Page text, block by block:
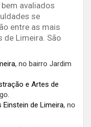
avaliados
se
entre as mais
Limeira. São
, no bairro Jardim
e Artes de
Einstein de Limeira, no